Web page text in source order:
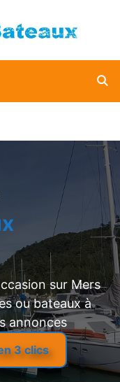
sur Mers
ou bateaux à
annonces
3 clics